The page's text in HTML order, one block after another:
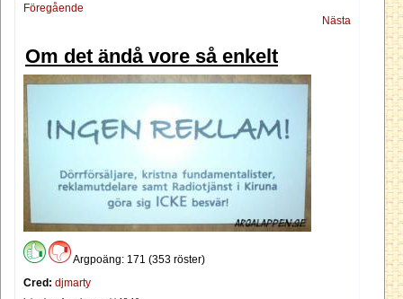
Föregående
Nästa
Om det ändå vore så enkelt
Argpoäng: 171 (353 röster)
Cred: djmarty